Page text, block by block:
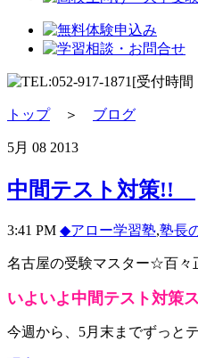
トップ＞ ブログ
5月 08 2013
中間テスト対策!!
3:41 PM ◆アロー学習塾,塾長
名古屋の受験マスター☆百々
いよいよ中間テスト対策
今週から、5月末までずっと